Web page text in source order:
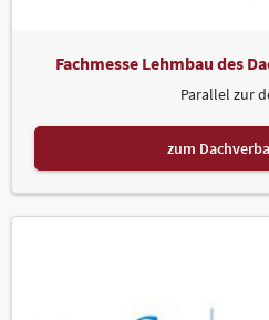
Fachmesse Lehmbau des
Parallel zur
zum